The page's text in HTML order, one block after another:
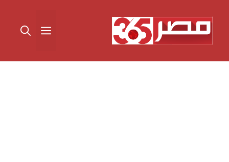
المحتوى القائمة